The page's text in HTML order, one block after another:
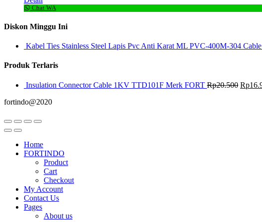
Chat WA
Diskon Minggu Ini
Kabel Ties Stainless Steel Lapis Pvc Anti Karat ML PVC-400M-304
Produk Terlaris
Insulation Connector Cable 1KV TTD101F Merk FORT Rp20.500 Rp
fortindo@2020
Home
FORTINDO
Product
Cart
Checkout
My Account
Contact Us
Pages
About us